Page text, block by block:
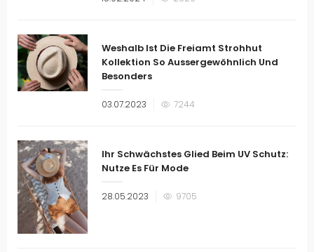
Weshalb Ist Die Freiamt Strohhut
Kollektion So Aussergewöhnlich Und
Besonders
Veröffentlicht
03.07.2023 7244
Ihr Schwächstes Glied Beim UV Schutz:
Nutze Es Für Mode
Veröffentlicht
28.05.2023 9705